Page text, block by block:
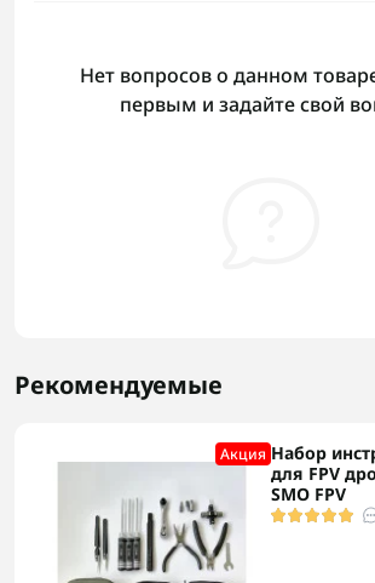
Нет вопросов о данном
первым и задайте свой
Рекомендуемые
Акция Набор
для FPV
SMO FPV